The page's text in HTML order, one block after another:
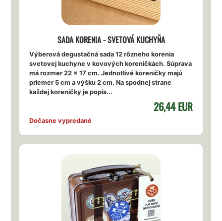
SADA KORENIA - SVETOVÁ KUCHYŇA
Výberová degustačná sada 12 rôzneho korenia
svetovej kuchyne v kovových koreničkách. Súprava
má rozmer 22 x 17 cm. Jednotlivé koreničky majú
priemer 5 cm a výšku 2 cm. Na spodnej strane
každej koreničky je popis...
Dočasne vypredané
26,44 EUR